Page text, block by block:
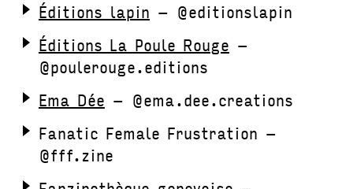
Éditions lapin – @editionslapin
Éditions La Poule Rouge –
@poulerouge.editions
Ema Dée – @ema.dee.creations
Fanatic Female Frustration –
@fff.zine